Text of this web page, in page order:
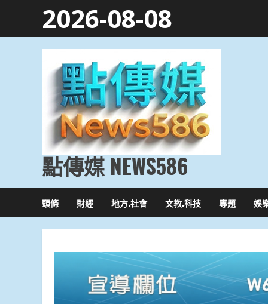
2026-08-08
點傳媒 NEWS586
頭條 財經 地方.社會 文教.科技 專題 娛